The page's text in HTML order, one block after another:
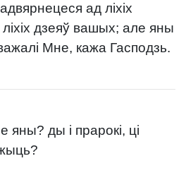
ад ліхіх
дзеяў вашых; але яны
Мне, кажа Гасподзь.
ды і прарокі, ці